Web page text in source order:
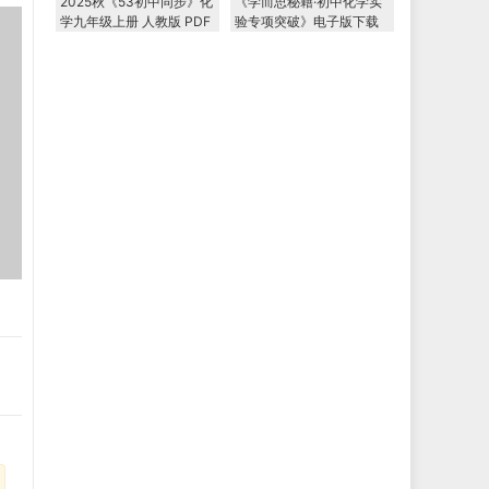
学九年级上册 人教版 PDF
验专项突破》电子版下载